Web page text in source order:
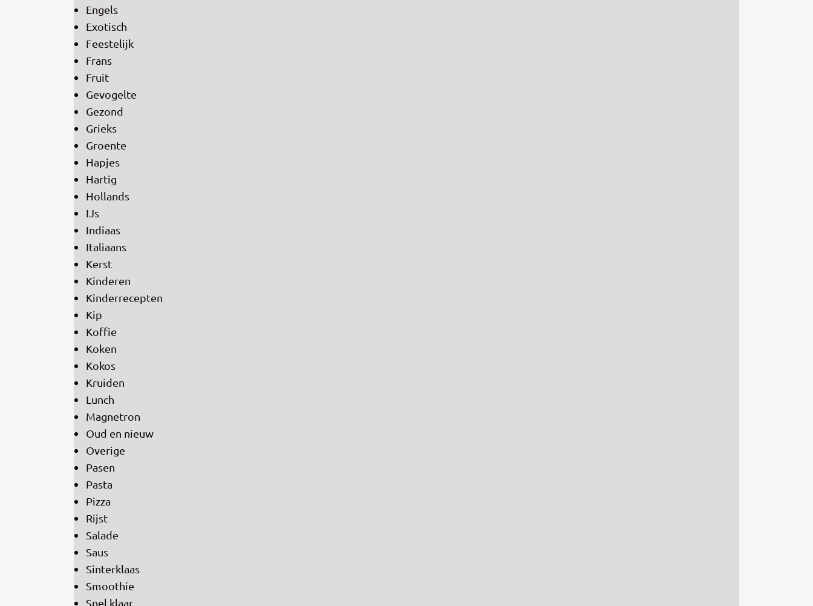
Engels
Exotisch
Feestelijk
Frans
Fruit
Gevogelte
Gezond
Grieks
Groente
Hapjes
Hartig
Hollands
IJs
Indiaas
Italiaans
Kerst
Kinderen
Kinderrecepten
Kip
Koffie
Koken
Kokos
Kruiden
Lunch
Magnetron
Oud en nieuw
Overige
Pasen
Pasta
Pizza
Rijst
Salade
Saus
Sinterklaas
Smoothie
Snel klaar